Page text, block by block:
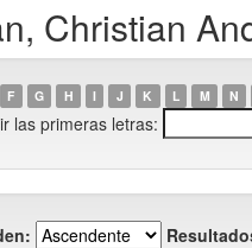
Christian
F G H I J K L M N
las primeras letras: